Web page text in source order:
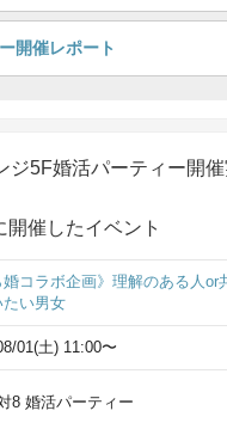
改札を出たら、八重洲中央口
開催レポート
ジ5F婚活パーティー開
開催したイベント
婚コラボ企画》理解のある人or
たい男女
01(土) 11:00〜
8 婚活パーティー